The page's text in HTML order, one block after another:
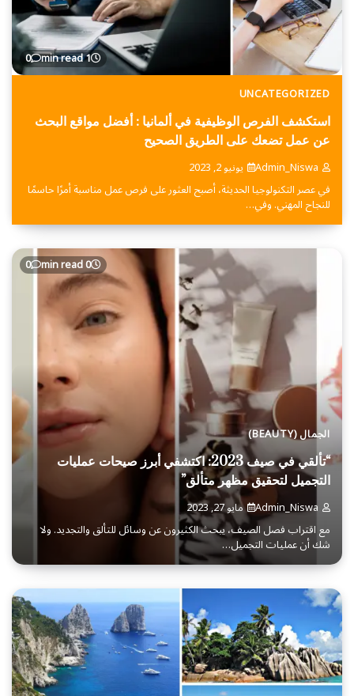
1 min read
0
UNCATEGORIZED
استكشف الفرص الوظيفية في ألمانيا : أفضل مواقع البحث
عن عمل تضعك على الطريق الصحيح
Admin_Niswa يونيو 2, 2023
في عصر التكنولوجيا الحديثة، أصبح العثور على فرص عمل مناسبة أمرًا حاسمًا
للنجاح المهني. وفي…
0 min read
0
الجمال (BEAUTY)
“تألقي في صيف 2023: اكتشفي أبرز صيحات عمليات
التجميل لتحقيق مظهر متألق”
Admin_Niswa مايو 27, 2023
مع اقتراب فصل الصيف، يبحث الكثيرون عن وسائل للتألق والتجديد. ولا
شك أن عمليات التجميل…